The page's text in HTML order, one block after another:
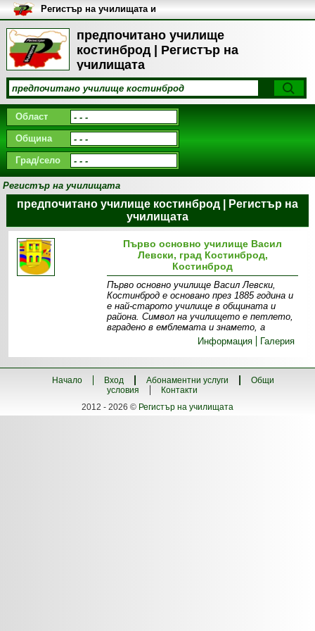
предпочитано училище
костинброд | Регистър на
училищата
Регистър на училищата и
университетите в България
Област
Община
Град/село
Регистър на училищата
предпочитано училище костинброд | Регистър на
училищата
Първо основно училище Васил
Левски, град Костинброд,
Костинброд
Първо основно училище Васил Левски,
Костинброд е основано през 1885 година и
е най-старото училище в общината и
района. Символ на училището е петлето,
вградено в емблемата и знамето, а
Информация
Галерия
Начало Вход Абонаментни услуги
Общи
условия
Контакти
2012 - 2026 © Регистър на училищата